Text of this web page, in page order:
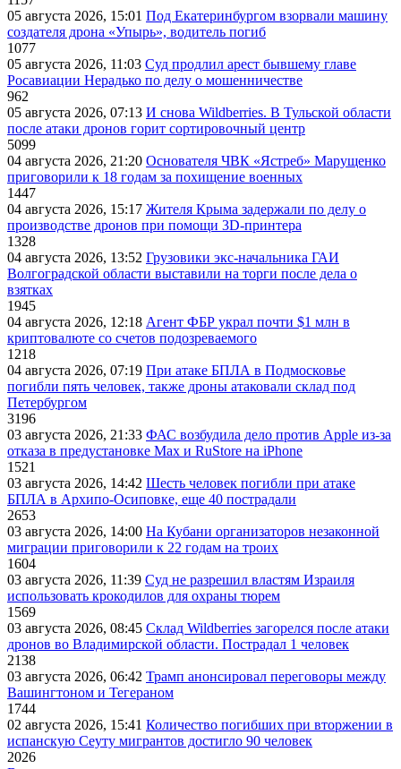
05 августа 2026, 15:01 Под Екатеринбургом взорвали машину
создателя дрона «Упырь», водитель погиб
1077
05 августа 2026, 11:03 Суд продлил арест бывшему главе
Росавиации Нерадько по делу о мошенничестве
962
05 августа 2026, 07:13 И снова Wildberries. В Тульской области
после атаки дронов горит сортировочный центр
5099
04 августа 2026, 21:20 Основателя ЧВК «Ястреб» Марущенко
приговорили к 18 годам за похищение военных
1447
04 августа 2026, 15:17 Жителя Крыма задержали по делу о
производстве дронов при помощи 3D‑принтера
1328
04 августа 2026, 13:52 Грузовики экс-начальника ГАИ
Волгоградской области выставили на торги после дела о
взятках
1945
04 августа 2026, 12:18 Агент ФБР украл почти $1 млн в
криптовалюте со счетов подозреваемого
1218
04 августа 2026, 07:19 При атаке БПЛА в Подмосковье
погибли пять человек, также дроны атаковали склад под
Петербургом
3196
03 августа 2026, 21:33 ФАС возбудила дело против Apple из-за
отказа в предустановке Max и RuStore на iPhone
1521
03 августа 2026, 14:42 Шесть человек погибли при атаке
БПЛА в Архипо-Осиповке, еще 40 пострадали
2653
03 августа 2026, 14:00 На Кубани организаторов незаконной
миграции приговорили к 22 годам на троих
1604
03 августа 2026, 11:39 Суд не разрешил властям Израиля
использовать крокодилов для охраны тюрем
1569
03 августа 2026, 08:45 Склад Wildberries загорелся после атаки
дронов во Владимирской области. Пострадал 1 человек
2138
03 августа 2026, 06:42 Трамп анонсировал переговоры между
Вашингтоном и Тегераном
1744
02 августа 2026, 15:41 Количество погибших при вторжении в
испанскую Сеуту мигрантов достигло 90 человек
2026